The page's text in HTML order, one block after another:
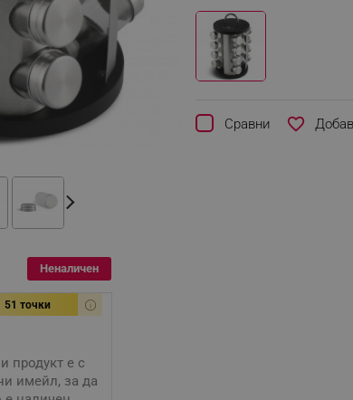
Сравни favorite_border
Неналичен
51 точки
продукт е с
имейл, за да